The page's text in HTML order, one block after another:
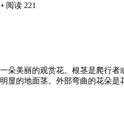
• 阅读 221
朵美丽的观赏花。根茎是爬行
显的地面茎。外部弯曲的花朵